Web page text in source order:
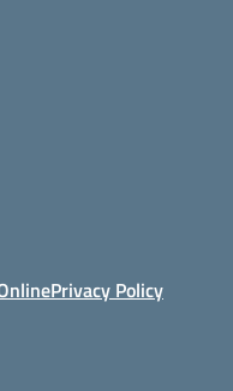
Privacy Policy